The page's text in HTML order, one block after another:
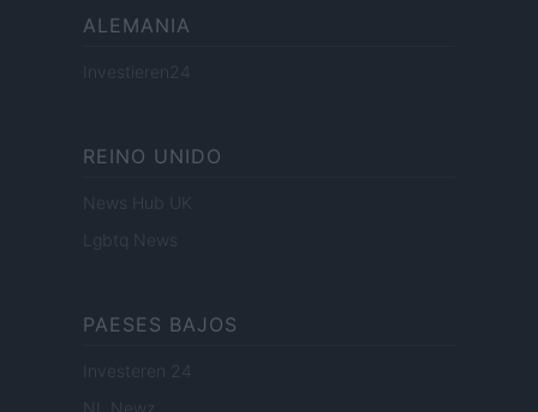
ALEMANIA
Investieren24
REINO UNIDO
News Hub UK
Lgbtq News
PAESES BAJOS
Investeren 24